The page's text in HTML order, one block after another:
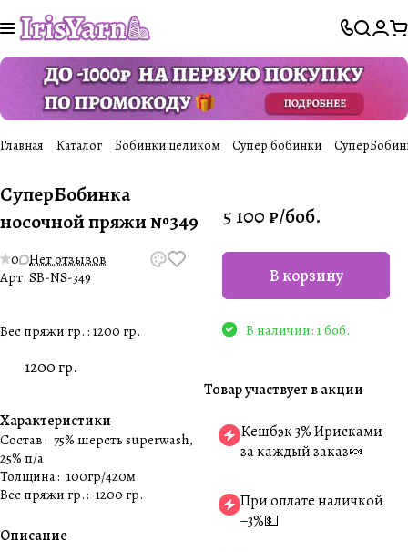
Главная Каталог Бобинки целиком Супер бобинки
СуперБобинка
носочной пряжи №349
0 Нет отзывов
Арт. SB-NS-349
Вес пряжи гр. : 1200 гр.
1200 гр.
Характеристики
Состав: 75% шерсть superwash,
25% п/а
Толщина: 100гр/420м
Вес пряжи гр.: 1200 гр.
Описание
5 100 ₽/боб.
В корзину
В наличии: 1 боб.
Товар участвует в акции
Кешбэк 3% Ирисками
за каждый заказ🍬
При оплате наличкой
−3%💵